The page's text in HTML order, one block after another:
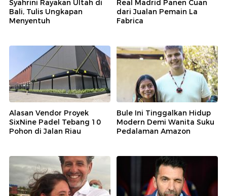
Syahrini Rayakan Ultah di
Bali, Tulis Ungkapan
Menyentuh
Real Madrid Panen Cuan
dari Jualan Pemain La
Fabrica
Alasan Vendor Proyek
SixNine Padel Tebang 10
Pohon di Jalan Riau
Bule Ini Tinggalkan Hidup
Modern Demi Wanita Suku
Pedalaman Amazon